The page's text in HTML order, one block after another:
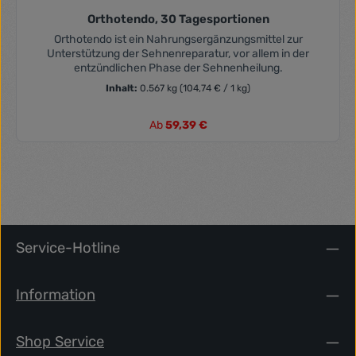
Orthotendo, 30 Tagesportionen
Orthotendo ist ein Nahrungsergänzungsmittel zur
Unterstützung der Sehnenreparatur, vor allem in der
entzündlichen Phase der Sehnenheilung.
Inhalt: 0.567 kg (104,74 € / 1 kg)
Regulärer Preis:
Ab59,39 €
Service-Hotline
Information
Shop Service